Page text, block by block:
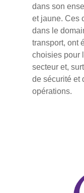
dans son
et jaune. Ces
dans le
transport, ont
choisies pour
secteur et,
de sécurité et
opérations.